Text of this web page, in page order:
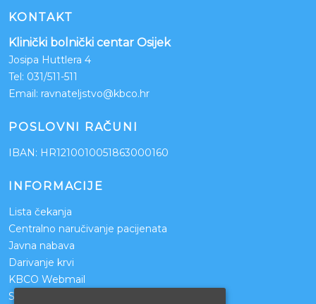
KONTAKT
Klinički bolnički centar Osijek
Josipa Huttlera 4
Tel: 031/511-511
Email: ravnateljstvo@kbco.hr
POSLOVNI RAČUNI
IBAN: HR1210010051863000160
INFORMACIJE
Lista čekanja
Centralno naručivanje pacijenata
Javna nabava
Darivanje krvi
KBCO Webmail
Sestrinstvo KBC Osijek